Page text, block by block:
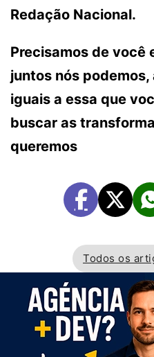
Redação Nacional.
Precisamos de você
juntos nós
iguais a essa que
buscar as
queremos
Todos os